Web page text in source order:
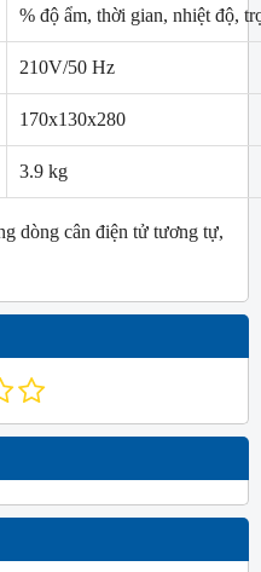
% độ ẩm, thời gian, nhiệt độ,
210V/50 Hz
170x130x280
3.9 kg
dòng cân điện tử tương tự,